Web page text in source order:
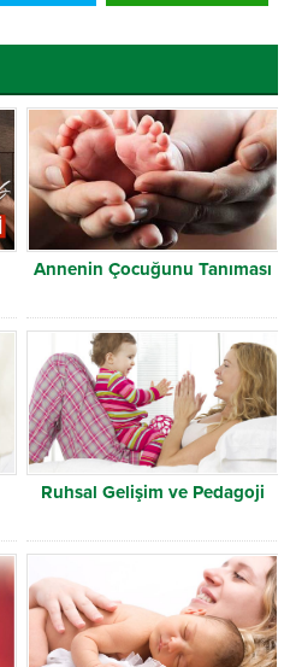
Annenin Çocuğunu Tanıması
Ruhsal Gelişim ve Pedagoji